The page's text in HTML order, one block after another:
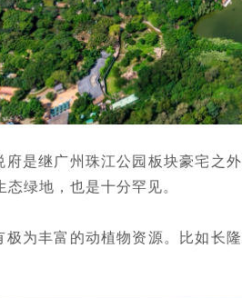
府是继广州珠江公园板块豪宅之
绿地，也是十分罕见。
极为丰富的动植物资源。比如长